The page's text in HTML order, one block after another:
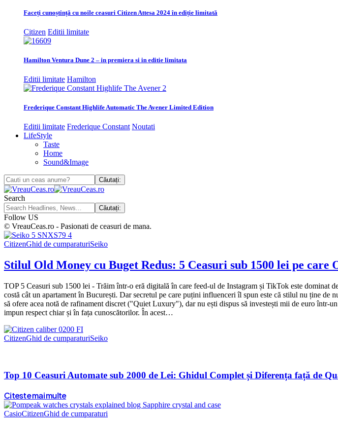
Faceți cunoștință cu noile ceasuri Citizen Attesa 2024 în ediție limitată
Citizen Editii limitate
Hamilton Ventura Dune 2 – in premiera si in editie limitata
Editii limitate Hamilton
Frederique Constant Highlife Automatic The Avener Limited Edition
Editii limitate Frederique Constant Noutati
LifeStyle
Taste
Home
Sound&Image
Search
Follow US
© VreauCeas.ro - Pasionati de ceasuri de mana.
CitizenGhid de cumparaturiSeiko
Stilul Old Money cu Buget Redus: 5 Ceasuri sub 1500 lei pe
TOP 5 Ceasuri sub 1500 lei - Trăim într-o eră digitală în care feed-ul de Instagram și TikTok este
costă cât un apartament în București. Dar secretul pe care puțini influenceri îl spun este că stilul nu ține
să ofere acea notă de rafinament discret ("Quiet Luxury"), dar nu ești dispus să investești mii de euro
impun respect chiar și în fața cunoscătorilor. În acest…
CitizenGhid de cumparaturiSeiko
Top 10 Ceasuri Automate sub 2000 de Lei: Ghidul Complet și Diferența față de
Citeste mai multe
CasioCitizenGhid de cumparaturi